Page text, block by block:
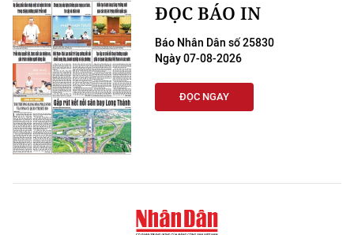
ĐỌC BÁO IN
Báo Nhân Dân số 25830
Ngày 07-08-2026
ĐỌC NGAY